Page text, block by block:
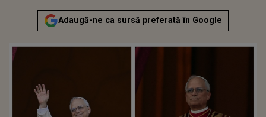
Adaugă-ne ca sursă preferată în Google